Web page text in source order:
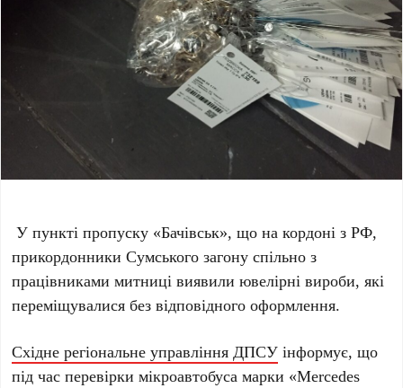
У пункті пропуску «Бачівськ», що на кордоні з РФ,
прикордонники Сумського загону спільно з
працівниками митниці виявили ювелірні вироби, які
переміщувалися без відповідного оформлення.
Східне регіональне управління ДПСУ інформує, що
під час перевірки мікроавтобуса марки «Mercedes